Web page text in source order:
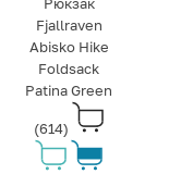
Fjallraven
Abisko Hike
Foldsack
Patina Green
(614)